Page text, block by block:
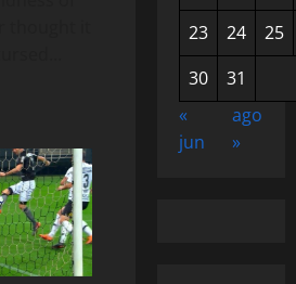
23
24
25
30
31
«
jun
ago
»